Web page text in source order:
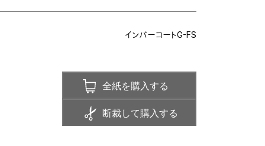
インバーコートG-FS
全紙を購入する
断裁して購入する